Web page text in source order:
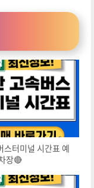
스터미널 시간표 예
장🔴